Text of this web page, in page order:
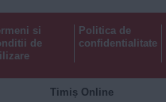
si
de
Politica de
confidentialitate
Timiș Online